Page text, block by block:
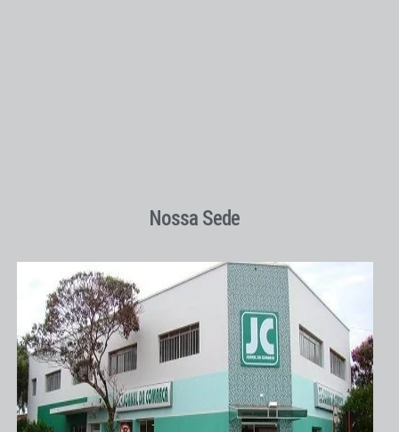
Nossa Sede